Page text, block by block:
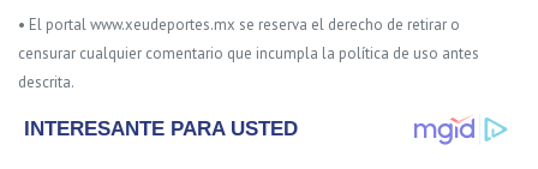
• El portal www.xeudeportes.mx se reserva el derecho de retirar o
censurar cualquier comentario que incumpla la política de uso antes
descrita.